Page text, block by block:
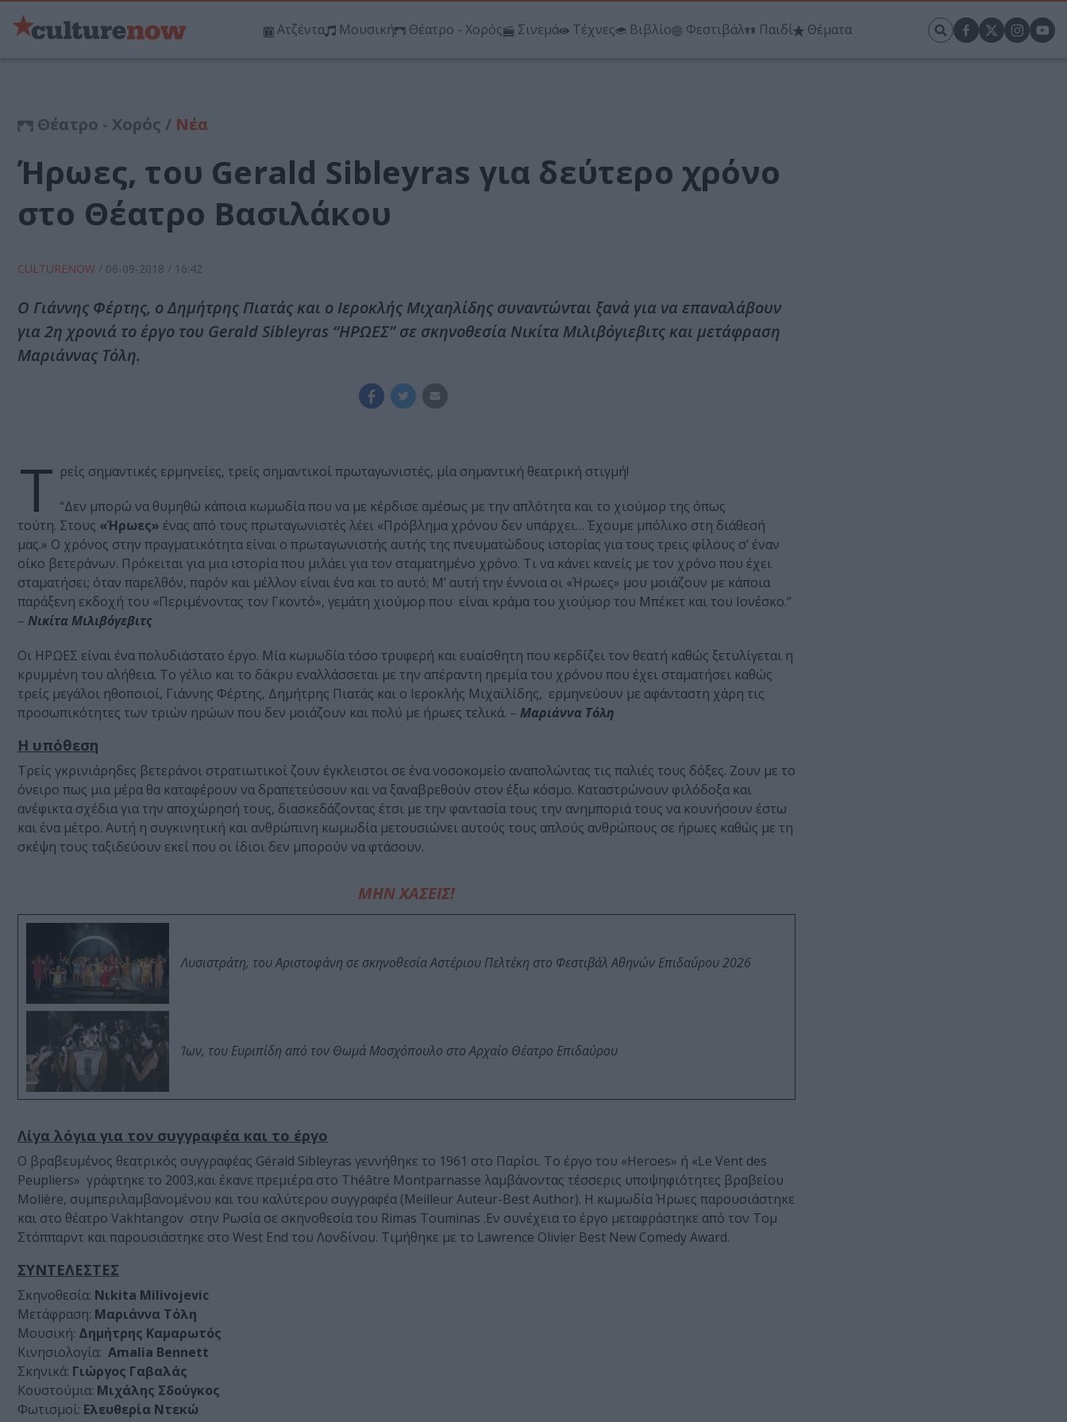
Ατζέντα Μουσική Θέατρο - Χορός Σινεμά Τέχνες Βιβλίο Φεστιβάλ Παιδί Θέματα
Θέατρο - Χορός / Νέα
Ήρωες, του Gerald Sibleyras για δεύτερο χρόνο
στο Θέατρο Βασιλάκου
CULTURENOW / 06-09-2018 / 16:42
Ο Γιάννης Φέρτης, ο Δημήτρης Πιατάς και ο Ιεροκλής Μιχαηλίδης συναντώνται ξανά για να επαναλάβουν
για 2η χρονιά το έργο του Gerald Sibleyras “ΗΡΩΕΣ” σε σκηνοθεσία Νικίτα Μιλιβόγιεβιτς και μετάφραση
Μαριάννας Τόλη.
Τ ρείς σημαντικές ερμηνείες, τρείς σημαντικοί πρωταγωνιστές, μία σημαντική θεατρική στιγμή!
“Δεν μπορώ να θυμηθώ κάποια κωμωδία που να με κέρδισε αμέσως με την απλότητα και το χιούμορ της όπως
τούτη. Στους «Ήρωες» ένας από τους πρωταγωνιστές λέει «Πρόβλημα χρόνου δεν υπάρχει… Έχουμε μπόλικο στη διάθεσή
μας.» Ο χρόνος στην πραγματικότητα είναι ο πρωταγωνιστής αυτής της πνευματώδους ιστορίας για τους τρεις φίλους σ’ έναν
οίκο βετεράνων. Πρόκειται για μια ιστορία που μιλάει για τον σταματημένο χρόνο. Τι να κάνει κανείς με τον χρόνο που έχει
σταματήσει; όταν παρελθόν, παρόν και μέλλον είναι ένα και το αυτό; Μ’ αυτή την έννοια οι «Ήρωες» μου μοιάζουν με κάποια
παράξενη εκδοχή του «Περιμένοντας τον Γκοντό», γεμάτη χιούμορ που είναι κράμα του χιούμορ του Μπέκετ και του Ιονέσκο.”
– Νικίτα Μιλιβόγεβιτς
Οι ΗΡΩΕΣ είναι ένα πολυδιάστατο έργο. Μία κωμωδία τόσο τρυφερή και ευαίσθητη που κερδίζει τον θεατή καθώς ξετυλίγεται η
κρυμμένη του αλήθεια. Το γέλιο και το δάκρυ εναλλάσσεται με την απέραντη ηρεμία του χρόνου που έχει σταματήσει καθώς
τρείς μεγάλοι ηθοποιοί, Γιάννης Φέρτης, Δημήτρης Πιατάς και ο Ιεροκλής Μιχαϊλίδης, ερμηνεύουν με αφάνταστη χάρη τις
προσωπικότητες των τριών ηρώων που δεν μοιάζουν και πολύ με ήρωες τελικά. – Μαριάννα Τόλη
Η υπόθεση
Τρείς γκρινιάρηδες βετεράνοι στρατιωτικοί ζουν έγκλειστοι σε ένα νοσοκομείο αναπολώντας τις παλιές τους δόξες. Ζουν με το
όνειρο πως μια μέρα θα καταφέρουν να δραπετεύσουν και να ξαναβρεθούν στον έξω κόσμο. Καταστρώνουν φιλόδοξα και
ανέφικτα σχέδια για την αποχώρησή τους, διασκεδάζοντας έτσι με την φαντασία τους την ανημποριά τους να κουνήσουν έστω
και ένα μέτρο. Αυτή η συγκινητική και ανθρώπινη κωμωδία μετουσιώνει αυτούς τους απλούς ανθρώπους σε ήρωες καθώς με τη
σκέψη τους ταξιδεύουν εκεί που οι ίδιοι δεν μπορούν να φτάσουν.
ΜΗΝ ΧΑΣΕΙΣ!
Λυσιστράτη, του Αριστοφάνη σε σκηνοθεσία Αστέριου Πελτέκη στο Φεστιβάλ Αθηνών Επιδαύρου 2026
Ίων, του Ευριπίδη από τον Θωμά Μοσχόπουλο στο Αρχαίο Θέατρο Επιδαύρου
Λίγα λόγια για τον συγγραφέα και το έργο
Ο βραβευμένος θεατρικός συγγραφέας Gérald Sibleyras γεννήθηκε το 1961 στο Παρίσι. Το έργο του «Heroes» ή «Le Vent des
Peupliers» γράφτηκε το 2003,και έκανε πρεμιέρα στο Théâtre Montparnasse λαμβάνοντας τέσσερις υποψηφιότητες βραβείου
Molière, συμπεριλαμβανομένου και του καλύτερου συγγραφέα (Meilleur Auteur-Best Author). H κωμωδία Ήρωες παρουσιάστηκε
και στο θέατρο Vakhtangov στην Ρωσία σε σκηνοθεσία του Rimas Touminas .Εν συνέχεια το έργο μεταφράστηκε από τον Τομ
Στόππαρντ και παρουσιάστηκε στο West End του Λονδίνου. Τιμήθηκε με το Lawrence Olivier Best New Comedy Award.
ΣΥΝΤΕΛΕΣΤΕΣ
Σκηνοθεσία: Νιkita Milivojevic
Μετάφραση: Μαριάννα Τόλη
Μουσική: Δημήτρης Καμαρωτός
Κινησιολογία: Αmalia Bennett
Σκηνικά: Γιώργος Γαβαλάς
Κουστούμια: Μιχάλης Σδούγκος
Φωτισμοί: Ελευθερία Ντεκώ